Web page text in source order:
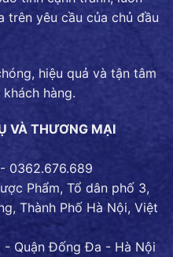
yêu cầu của chủ đầu
hiệu quả và tận tâm
hàng.
VÀ THƯƠNG MẠI
0362.676.689
Phẩm, Tổ dân phố 3,
Thành Phố Hà Nội, Việt
- Quận Đống Đa - Hà Nội